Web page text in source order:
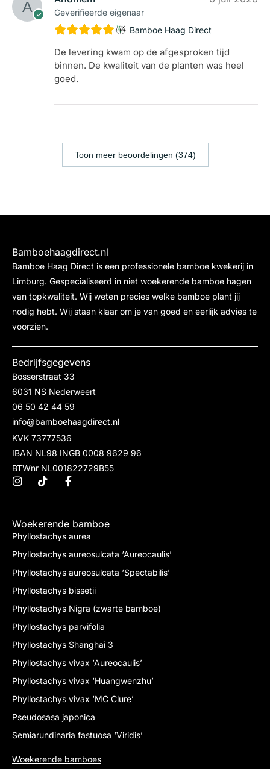
Geverifieerde eigenaar
Bamboe Haag Direct
De levering kwam op de afgesproken tijd
binnen. De kwaliteit van de planten was heel
goed.
Toon meer beoordelingen (374)
Bamboehaagdirect.nl
Bamboe Haag Direct is een professionele bamboe kwekerij in
Limburg. Gespecialiseerd in niet woekerende bamboe hagen
van topkwaliteit. Wij weten precies welke bamboe plant jij
nodig hebt. Wij staan klaar om je van goed en eerlijk advies te
voorzien.
Bedrijfsgegevens
Bosserstraat 33
6031 NS Nederweert
06 50 42 44 59
info@bamboehaagdirect.nl
KVK 73777536
IBAN NL98 INGB 0008 9629 96
BTWnr NL001822729B55
Woekerende bamboe
Phyllostachys aurea
Phyllostachys aureosulcata ‘Aureocaulis’
Phyllostachys aureosulcata ‘Spectabilis’
Phyllostachys bissetii
Phyllostachys Nigra (zwarte bamboe)
Phyllostachys parvifolia
Phyllostachys Shanghai 3
Phyllostachys vivax ‘Aureocaulis’
Phyllostachys vivax ‘Huangwenzhu’
Phyllostachys vivax ‘MC Clure’
Pseudosasa japonica
Semiarundinaria fastuosa ‘Viridis’
Woekerende bamboes